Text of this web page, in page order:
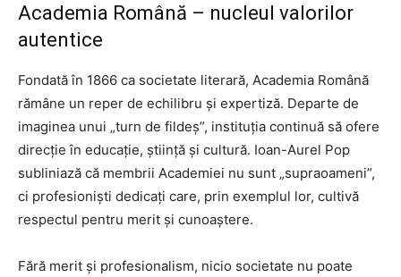
Academia Română – nucleul valorilor
autentice
Fondată în 1866 ca societate literară, Academia Română
rămâne un reper de echilibru și expertiză. Departe de
imaginea unui „turn de fildeș”, instituția continuă să ofere
direcție în educație, știință și cultură. Ioan-Aurel Pop
subliniază că membrii Academiei nu sunt „supraoameni”,
ci profesioniști dedicați care, prin exemplul lor, cultivă
respectul pentru merit și cunoaștere.
Fără merit și profesionalism, nicio societate nu poate